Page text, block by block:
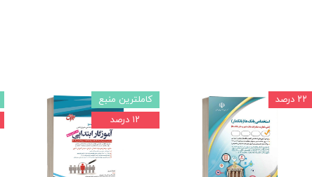
کاملترین منبع
۱۲ درصد
۲۲ درصد